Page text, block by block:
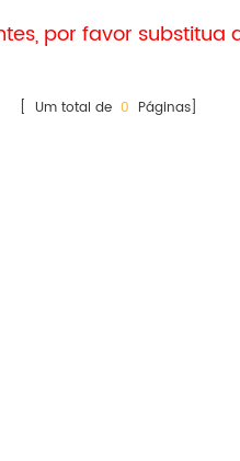
por favor
[ Um total de 0 Páginas]